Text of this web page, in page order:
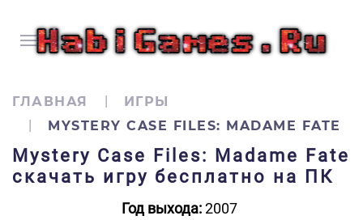
ГЛАВНАЯ
ИГРЫ
MYSTERY CASE FILES: MADAME FATE
Mystery Case Files: Madame Fate
скачать игру бесплатно на ПК
Год выхода:2007